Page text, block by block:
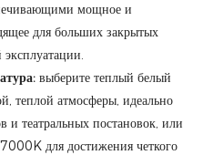
мощное и
для больших закрытых
выберите теплый белый
теплой атмосферы, идеально
и театральных постановок, или
для достижения четкого